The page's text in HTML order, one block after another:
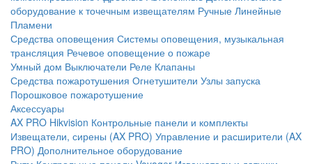
оборудование к точечным извещателям Ручные Линейные
Пламени
Средства оповещения Системы оповещения, музыкальная
трансляция Речевое оповещение о пожаре
Умный дом Выключатели Реле Клапаны
Средства пожаротушения Огнетушители Узлы запуска
Порошковое пожаротушение
Аксессуары
AX PRO Hikvision Контрольные панели и комплекты
Извещатели, сирены (AX PRO) Управление и расширители (AX
PRO) Дополнительное оборудование